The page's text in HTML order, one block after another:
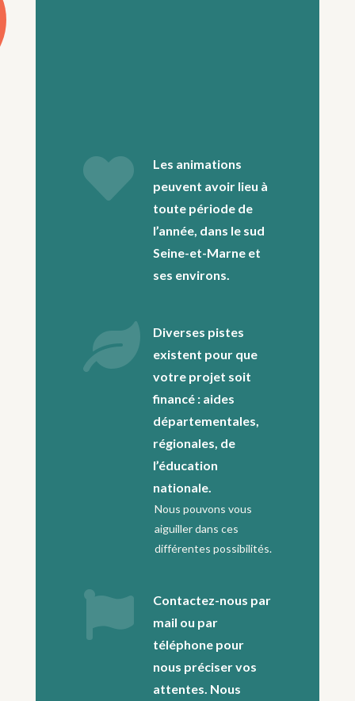

Les animations
peuvent avoir lieu à
toute période de
l’année, dans le sud
Seine-et-Marne et
ses environs.

Diverses pistes
existent pour que
votre projet soit
financé : aides
départementales,
régionales, de
l’éducation
nationale.
Nous pouvons vous
aiguiller dans ces
différentes possibilités.

Contactez-nous par
mail ou par
téléphone pour
nous préciser vos
attentes. Nous